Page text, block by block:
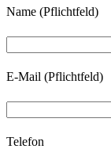
Name (Pflichtfeld)
E-Mail (Pflichtfeld)
Telefon